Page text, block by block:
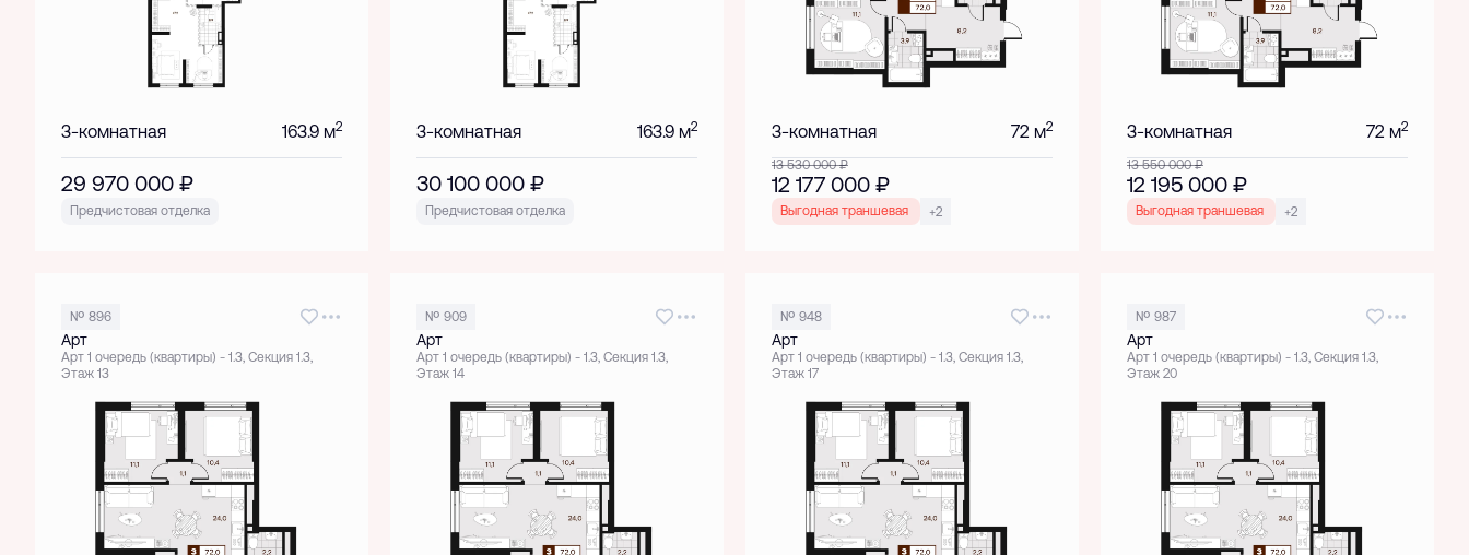
3-комнатная 163.9 м2
29 970 000 ₽
Предчистовая отделка
3-комнатная 163.9 м2
30 100 000 ₽
Предчистовая отделка
3-комнатная 72 м2
13 530 000₽
12 177 000 ₽
Выгодная траншевая ипотека!
+2
3-комнатная 72 м2
13 550 000₽
12 195 000 ₽
Выгодная траншевая ипотека!
+2
№ 896
Арт
Арт 1 очередь (квартиры) - 1.3, Секция 1.3,
Этаж 13
№ 909
Арт
Арт 1 очередь (квартиры) - 1.3, Секция 1.3,
Этаж 14
№ 948
Арт
Арт 1 очередь (квартиры) - 1.3, Секция 1.3,
Этаж 17
№ 987
Арт
Арт 1 очередь (квартиры) - 1.3, Секция 1.3,
Этаж 20